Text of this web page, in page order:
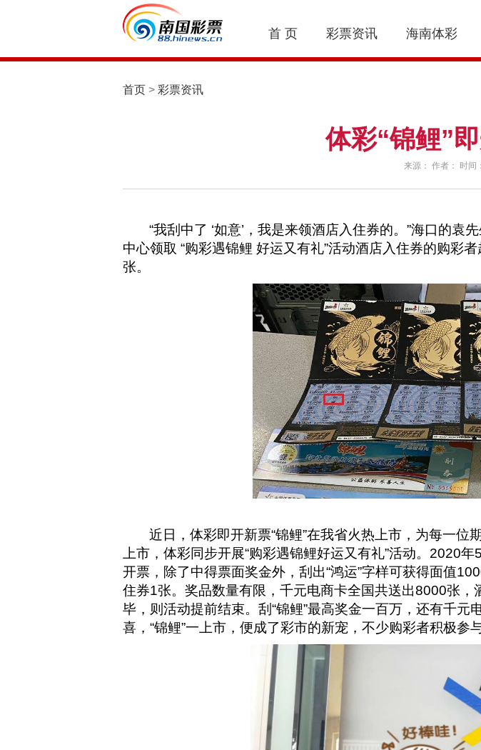
首 页 彩票资讯 海南体彩
首页 > 彩票资讯
体彩“锦鲤”
来源： 作者： 时间
“我刮中了 ‘如意’，我是来领酒店入住券的。”海口的
中心领取 “购彩遇锦鲤 好运又有礼”活动酒店入住券的购彩
张。
近日，体彩即开新票“锦鲤”在我省火热上市，为每一位
上市，体彩同步开展“购彩遇锦鲤好运又有礼”活动。2020
开票，除了中得票面奖金外，刮出“鸿运”字样可获得面值
住券1张。奖品数量有限，千元电商卡全国共送出8000张
毕，则活动提前结束。刮“锦鲤”最高奖金一百万，还有千
喜，“锦鲤”一上市，便成了彩市的新宠，不少购彩者积极参